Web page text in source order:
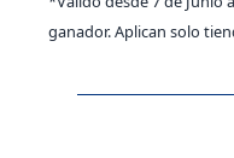
ganador. Aplican solo